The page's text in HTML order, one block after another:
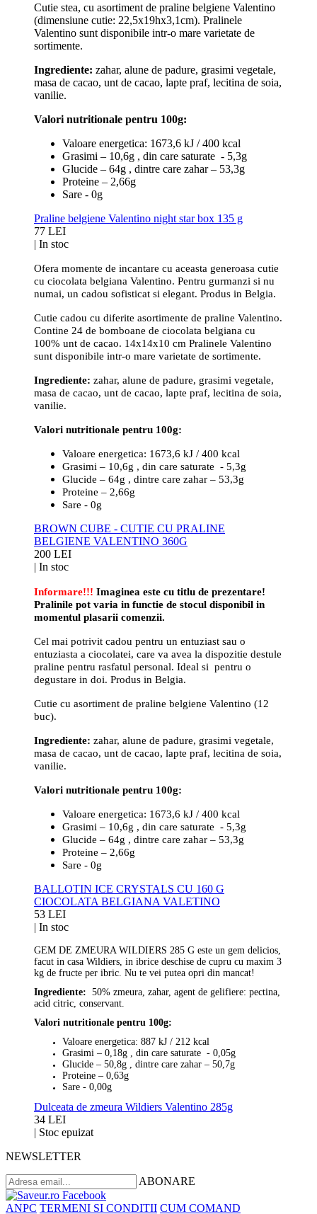
Cutie stea, cu asortiment de praline belgiene Valentino
(dimensiune cutie: 22,5x19hx3,1cm). Pralinele
Valentino sunt disponibile intr-o mare varietate de
sortimente.
Ingrediente: zahar, alune de padure, grasimi vegetale,
masa de cacao, unt de cacao, lapte praf, lecitina de soia,
vanilie.
Valori nutritionale pentru 100g:
Valoare energetica: 1673,6 kJ / 400 kcal
Grasimi – 10,6g , din care saturate - 5,3g
Glucide – 64g , dintre care zahar – 53,3g
Proteine – 2,66g
Sare - 0g
Praline belgiene Valentino night star box 135 g
77 LEI
| In stoc
Ofera momente de incantare cu aceasta generoasa cutie
cu ciocolata belgiana Valentino. Pentru gurmanzi si nu
numai, un cadou sofisticat si elegant. Produs in Belgia.
Cutie cadou cu diferite asortimente de praline Valentino.
Contine 24 de bomboane de ciocolata belgiana cu
100% unt de cacao. 14x14x10 cm Pralinele Valentino
sunt disponibile intr-o mare varietate de sortimente.
Ingrediente: zahar, alune de padure, grasimi vegetale,
masa de cacao, unt de cacao, lapte praf, lecitina de soia,
vanilie.
Valori nutritionale pentru 100g:
Valoare energetica: 1673,6 kJ / 400 kcal
Grasimi – 10,6g , din care saturate - 5,3g
Glucide – 64g , dintre care zahar – 53,3g
Proteine – 2,66g
Sare - 0g
BROWN CUBE - CUTIE CU PRALINE
BELGIENE VALENTINO 360G
200 LEI
| In stoc
Informare!!! Imaginea este cu titlu de prezentare!
Pralinile pot varia in functie de stocul disponibil in
momentul plasarii comenzii.
Cel mai potrivit cadou pentru un entuziast sau o
entuziasta a ciocolatei, care va avea la dispozitie destule
praline pentru rasfatul personal. Ideal si pentru o
degustare in doi. Produs in Belgia.
Cutie cu asortiment de praline belgiene Valentino (12
buc).
Ingrediente: zahar, alune de padure, grasimi vegetale,
masa de cacao, unt de cacao, lapte praf, lecitina de soia,
vanilie.
Valori nutritionale pentru 100g:
Valoare energetica: 1673,6 kJ / 400 kcal
Grasimi – 10,6g , din care saturate - 5,3g
Glucide – 64g , dintre care zahar – 53,3g
Proteine – 2,66g
Sare - 0g
BALLOTIN ICE CRYSTALS CU 160 G
CIOCOLATA BELGIANA VALETINO
53 LEI
| In stoc
GEM DE ZMEURA WILDIERS 285 G este un gem delicios,
facut in casa Wildiers, in ibrice deschise de cupru cu maxim 3
kg de fructe per ibric. Nu te vei putea opri din mancat!
Ingrediente: 50% zmeura, zahar, agent de gelifiere: pectina,
acid citric, conservant.
Valori nutritionale pentru 100g:
Valoare energetica: 887 kJ / 212 kcal
Grasimi – 0,18g , din care saturate - 0,05g
Glucide – 50,8g , dintre care zahar – 50,7g
Proteine – 0,63g
Sare - 0,00g
Dulceata de zmeura Wildiers Valentino 285g
34 LEI
| Stoc epuizat
NEWSLETTER
ABONARE
ANPC TERMENI SI CONDITII CUM COMAND